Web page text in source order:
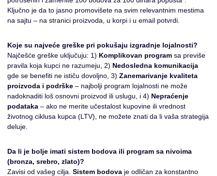
Ključno je da to jasno promovišete na svim relevantnim mestima
na sajtu – na stranici proizvoda, u korpi i u email potvrdi.
Koje su najveće greške pri pokušaju izgradnje lojalnosti?
Najčešće greške uključuju: 1) Komplikovan program sa previše
pravila koja kupci ne razumeju, 2) Nedosledna komunikacija
gde se benefiti ne ističu dovoljno, 3) Zanemarivanje kvaliteta
proizvoda i podrške – najbolji program lojalnosti ne može
nadoknaditi loš osnovni proizvod ili uslugu, i 4) Nepraćenje
podataka – ako ne merite učestalost kupovine ili vrednost
životnog ciklusa kupca (LTV), ne možete znati da li vaša strategija
deluje.
Da li je bolje imati sistem bodova ili program sa nivoima
(bronza, srebro, zlato)?
Zavisi od vašeg cilja. Sistem bodova je odličan za konstantno